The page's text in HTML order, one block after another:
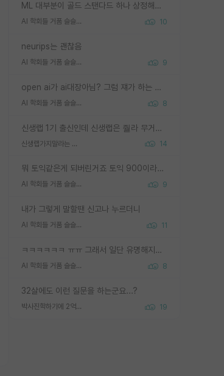
ML 대부분이 골드 스탠다드 하나 상정해놓고 (벤치마크 데이터셋이 여러 개면 여러 개 상정) 그거 얼마나 잘 맞추나 싸움임 가끔 번뜩이는 설계 철학을 보여주는 논문들도 있지만 대부분 그거 성적 얼마나 더 올리느라에 혈안이 되어 있는 측면이 잇음
AI 학회들 거품 슬슬 지적이 나오네요 10
neurips는 괜찮음
AI 학회들 거품 슬슬 지적이 나오네요 9
open ai가 ai대장아님? 그럼 쟤가 하는 말이 다 맞겠네
AI 학회들 거품 슬슬 지적이 나오네요 8
신생랩 1기 출신인데 신생랩은 줠라 무거운 바벨 같은거임. 들면 대박인데 못들면 깔려 죽음. 아무도 알려주지 않는 환경에서 자생해야하지만, 일단 살아남았다면 그 어떤 사람보다 악착같고 생존력 높은 사람으로 거듭날 수 있음
신생랩가지말라는 이유가 있었구나 14
뭐 토익같은게 되버린거죠 토익 900이라고 영어잘하는건 아닙니다만 잘하는사람은 다 900을 넘는 그런
AI 학회들 거품 슬슬 지적이 나오네요 9
내가 그렇게 말할땐 신고나 누르더니
AI 학회들 거품 슬슬 지적이 나오네요 11
ㅋㅋㅋㅋㅋㅋ ㅠㅠ 그래서 일단 유명해지는게 중요한거같습니다
AI 학회들 거품 슬슬 지적이 나오네요 8
32살에도 이런 질문을 하는군요...?
박사진학하기에 2억은 괜찮은 (?) 정도의 경제력인가요 19